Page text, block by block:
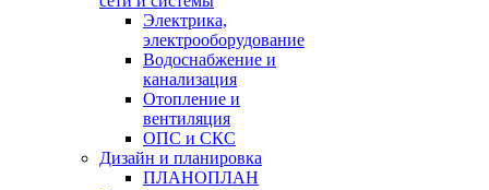
Электрика,
электрооборудование
Водоснабжение и
канализация
Отопление и
вентиляция
ОПС и СКС
Дизайн и планировка
ПЛАНОПЛАН